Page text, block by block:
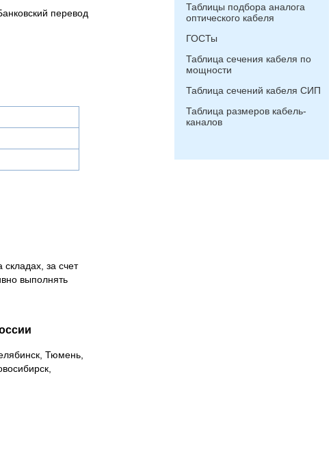
перевод
за счет
выполнять
Тюмень,
Таблицы подбора аналога
оптического кабеля
ГОСТы
Таблица сечения кабеля по
мощности
Таблица сечений кабеля СИП
Таблица размеров кабель-
каналов